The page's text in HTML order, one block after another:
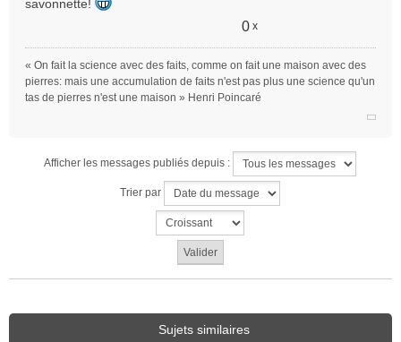
s
n
o
n
savonnette!
0 x
« On fait la science avec des faits, comme on fait une maison avec des
pierres: mais une accumulation de faits n'est pas plus une science qu'un
tas de pierres n'est une maison » Henri Poincaré
Afficher les messages publiés depuis :
Trier par
Sujets similaires